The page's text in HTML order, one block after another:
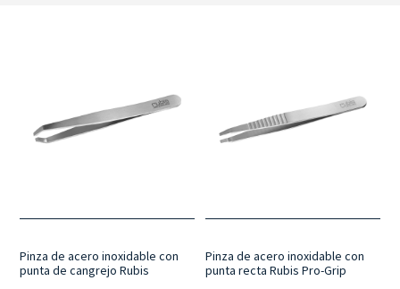
Pinza de acero inoxidable con
punta de cangrejo Rubis
Pinza de acero inoxidable con
punta recta Rubis Pro-Grip